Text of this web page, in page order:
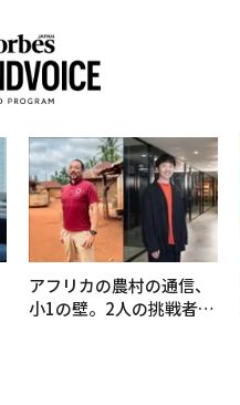
アフリカの農村の通信、
小1の壁。2人の挑戦者が